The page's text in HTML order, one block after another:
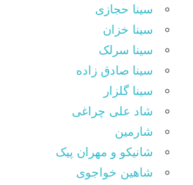
سینا حجازی
سینا خزان
سینا سرلک
سینا صادق زاده
سینا گلزار
شاد علی چراغی
شارمین
شانیکو و مهران پیک
شاهین خواجوی